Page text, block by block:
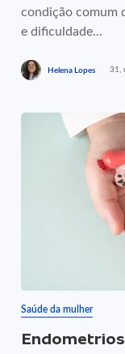
condição comum
e dificuldade...
Helena Lopes 31,
Saúde da mulher